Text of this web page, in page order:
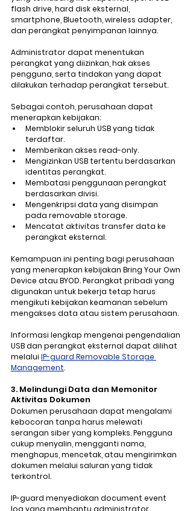
flash drive, hard disk eksternal,
smartphone, Bluetooth, wireless adapter,
dan perangkat penyimpanan lainnya.
Administrator dapat menentukan
perangkat yang diizinkan, hak akses
pengguna, serta tindakan yang dapat
dilakukan terhadap perangkat tersebut.
Sebagai contoh, perusahaan dapat
menerapkan kebijakan:
Memblokir seluruh USB yang tidak
terdaftar.
Memberikan akses read-only.
Mengizinkan USB tertentu berdasarkan
identitas perangkat.
Membatasi penggunaan perangkat
berdasarkan divisi.
Mengenkripsi data yang disimpan
pada removable storage.
Mencatat aktivitas transfer data ke
perangkat eksternal.
Kemampuan ini penting bagi perusahaan
yang menerapkan kebijakan Bring Your Own
Device atau BYOD. Perangkat pribadi yang
digunakan untuk bekerja tetap harus
mengikuti kebijakan keamanan sebelum
mengakses data atau sistem perusahaan.
Informasi lengkap mengenai pengendalian
USB dan perangkat eksternal dapat dilihat
melalui IP-guard Removable Storage
Management.
3. Melindungi Data dan Memonitor
Aktivitas Dokumen
Dokumen perusahaan dapat mengalami
kebocoran tanpa harus melewati
serangan siber yang kompleks. Pengguna
cukup menyalin, mengganti nama,
menghapus, mencetak, atau mengirimkan
dokumen melalui saluran yang tidak
terkontrol.
IP-guard menyediakan document event
log yang membantu administrator